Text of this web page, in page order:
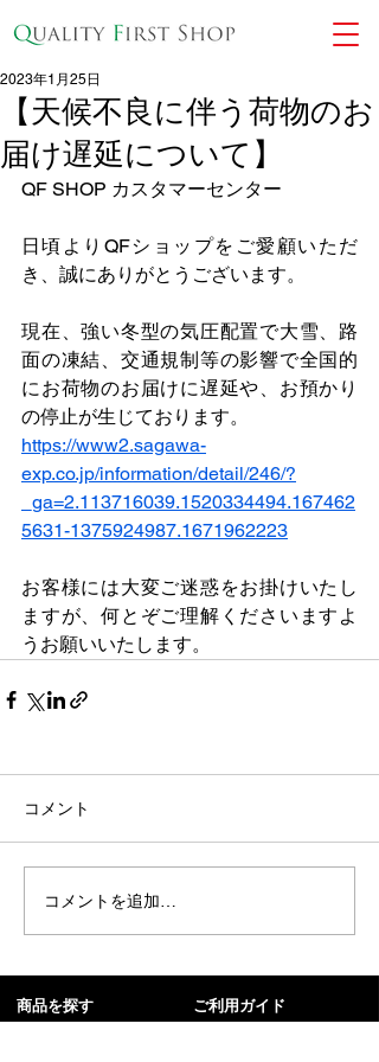
【天候不良に伴う荷物のお
届け遅延について】
2023年1月25日
QF SHOP カスタマーセンター
日頃よりQFショップをご愛顧いただ
き、誠にありがとうございます。
現在、強い冬型の気圧配置で大雪、路
面の凍結、交通規制等の影響で全国的
にお荷物のお届けに遅延や、お預かり
の停止が生じております。
https://www2.sagawa-
exp.co.jp/information/detail/246/?
_ga=2.113716039.1520334494.167462
5631-1375924987.1671962223
お客様には大変ご迷惑をお掛けいたし
ますが、何とぞご理解くださいますよ
うお願いいたします。
コメント
コメントを追加…
​商品を探す ​ご利用ガイド